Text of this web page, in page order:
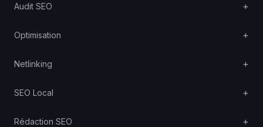
Audit SEO
Optimisation
Netlinking
SEO Local
Rédaction SEO